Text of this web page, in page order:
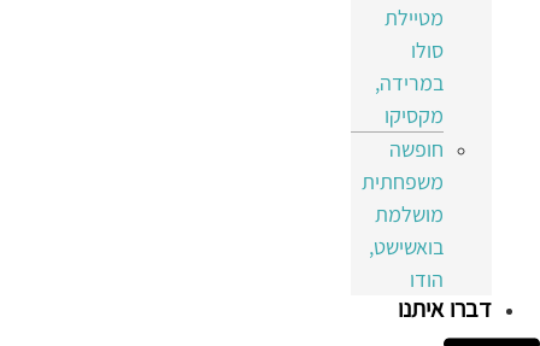
מטיילת
סולו
במרידה,
מקסיקו
חופשה
משפחתית
מושלמת
בואשישט,
הודו
דברו איתנו